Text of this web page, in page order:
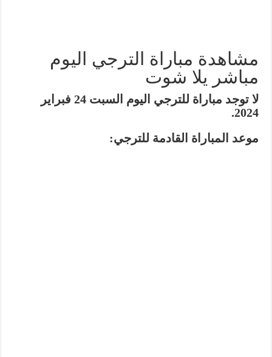
مشاهدة مباراة الترجي اليوم
مباشر يلا شوت
لا توجد مباراة للترجي اليوم السبت 24 فبراير
2024.
موعد المباراة القادمة للترجي: